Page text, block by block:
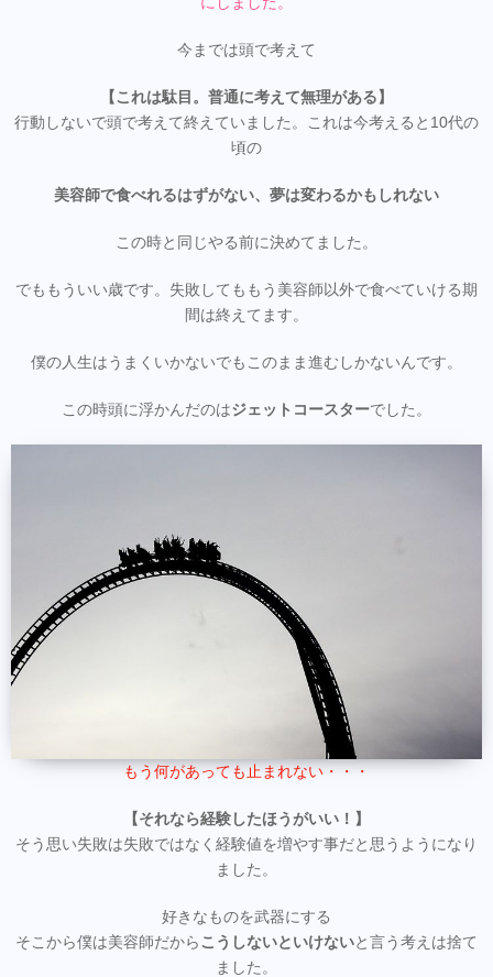
今までは頭で考えて
【これは駄目。普通に考えて無理がある】
行動しないで頭で考えて終えていました。これは今考えると10代の
頃の
美容師で食べれるはずがない、夢は変わるかもしれない
この時と同じやる前に決めてました。
でももういい歳です。失敗してももう美容師以外で食べていける期
間は終えてます。
僕の人生はうまくいかないでもこのまま進むしかないんです。
この時頭に浮かんだのはジェットコースターでした。
もう何があっても止まれない・・・
【それなら経験したほうがいい！】
そう思い失敗は失敗ではなく経験値を増やす事だと思うようになり
ました。
好きなものを武器にする
そこから僕は美容師だからこうしないといけないと言う考えは捨て
ました。